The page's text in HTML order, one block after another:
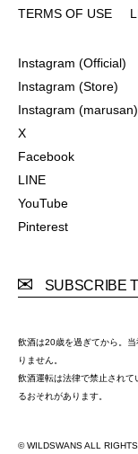
TERMS OF USE
Instagram (Official)
Instagram (Store)
Instagram (marusan)
X
Facebook
LINE
YouTube
Pinterest
SUBSCRIBE
飲酒は20歳を過ぎてから。
りません。
飲酒運転は法律で禁止されて
るおそれがあります。
© WILDSWANS ALL